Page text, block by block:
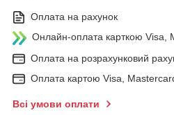
Оплата на рахунок
Онлайн-оплата карткою Visa,
Оплата на розрахунковий
Оплата картою Visa,
Всі умови оплати